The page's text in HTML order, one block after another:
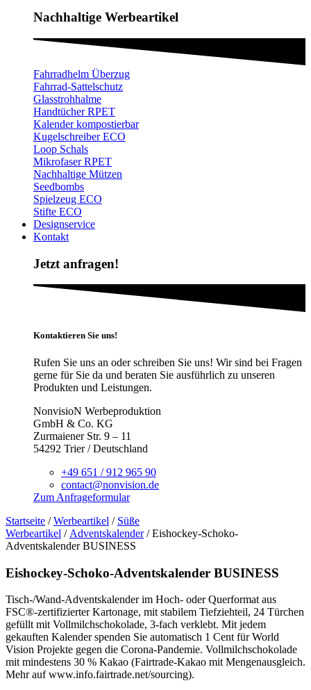
Nachhaltige Werbeartikel​
Fahrradhelm Überzug
Fahrrad-Sattelschutz
Glasstrohhalme
Handtücher RPET
Kalender kompostierbar
Kugelschreiber ECO
Loop Schals
Mikrofaser RPET
Nachhaltige Mützen
Seedbombs
Spielzeug ECO
Stifte ECO
Designservice
Kontakt
Jetzt anfragen!
Kontaktieren Sie uns!
Rufen Sie uns an oder schreiben Sie uns! Wir sind bei Fragen
gerne für Sie da und beraten Sie ausführlich zu unseren
Produkten und Leistungen.
NonvisioN Werbeproduktion
GmbH & Co. KG
Zurmaiener Str. 9 – 11
54292 Trier / Deutschland
+49 651 / 912 965 90
contact@nonvision.de
Zum Anfrageformular
Startseite /Werbeartikel / Süße
Werbeartikel / Adventskalender/ Eishockey-Schoko-
Adventskalender BUSINESS
Eishockey-Schoko-Adventskalender BUSINESS
Tisch-/Wand-Adventskalender im Hoch- oder Querformat aus
FSC®-zertifizierter Kartonage, mit stabilem Tiefziehteil, 24 Türchen
gefüllt mit Vollmilchschokolade, 3-fach verklebt. Mit jedem
gekauften Kalender spenden Sie automatisch 1 Cent für World
Vision Projekte gegen die Corona-Pandemie. Vollmilchschokolade
mit mindestens 30 % Kakao (Fairtrade-Kakao mit Mengenausgleich.
Mehr auf www.info.fairtrade.net/sourcing).